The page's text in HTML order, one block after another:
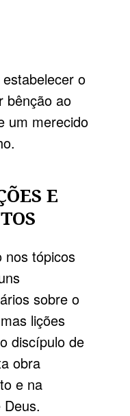
o
bênção ao
um merecido
E
nos tópicos
sobre o
lições
discípulo de
obra
e na